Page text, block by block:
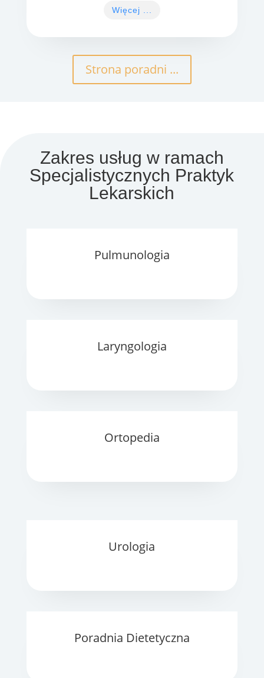
Więcej ...
Strona poradni ...
Zakres usług w ramach
Specjalistycznych Praktyk
Lekarskich
Pulmunologia
Laryngologia
Ortopedia
Urologia
Poradnia Dietetyczna